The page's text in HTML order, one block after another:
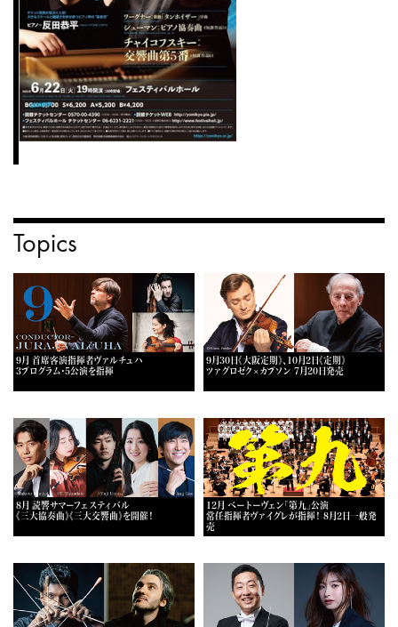
Topics
9月 首席客演指揮者ヴァルチュハ
3プログラム・5公演を指揮
9月30日《大阪定期》、10月2日《定期》
ツァグロゼク×カプソン 7月20日発売
8月 読響サマーフェスティバル
《三大協奏曲》《三大交響曲》を開催！
12月 ベートーヴェン「第九」公演
常任指揮者ヴァイグレが指揮！ 8月2日一般発
売